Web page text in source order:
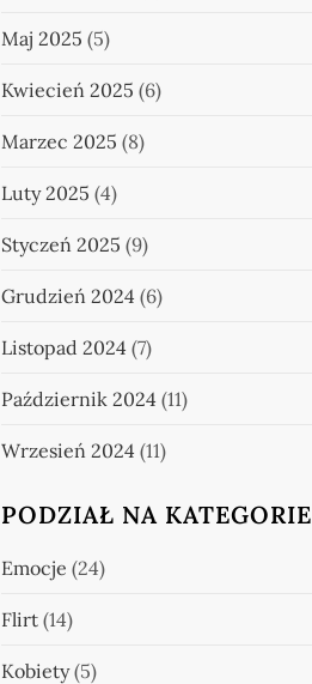
Maj 2025 (5)
Kwiecień 2025 (6)
Marzec 2025 (8)
Luty 2025 (4)
Styczeń 2025 (9)
Grudzień 2024(6)
Listopad 2024(7)
Październik 2024(11)
Wrzesień 2024(11)
PODZIAŁ NA KATEGORIE
Emocje (24)
Flirt(14)
Kobiety(5)